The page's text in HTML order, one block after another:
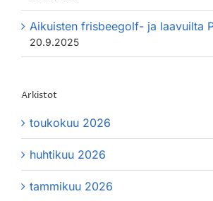
Aikuisten frisbeegolf- ja laavuilta
20.9.2025
Arkistot
toukokuu 2026
huhtikuu 2026
tammikuu 2026